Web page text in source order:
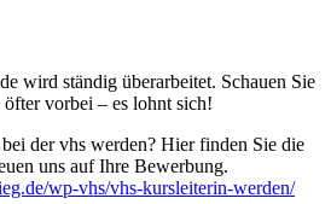
wird ständig überarbeitet. Schauen Sie
vorbei – es lohnt sich!
der vhs werden? Hier finden Sie die
uns auf Ihre Bewerbung.
wp-vhs/vhs-kursleiterin-werden/